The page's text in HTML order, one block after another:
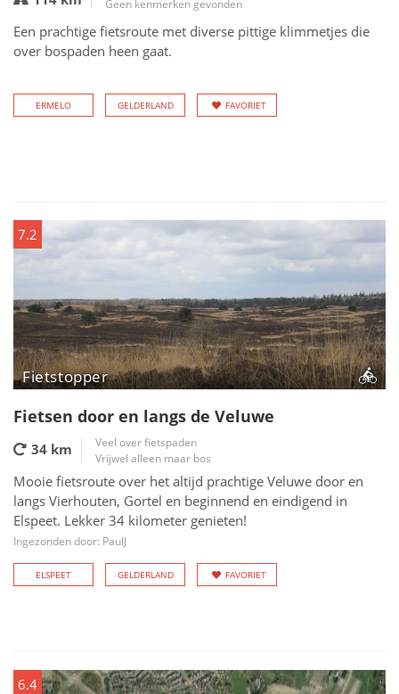
Geen kenmerken gevonden
Een prachtige fietsroute met diverse pittige klimmetjes die
over bospaden heen gaat.
ERMELO GELDERLAND FAVORIET
7.2
Fietstopper
Fietsen door en langs de Veluwe
34 km
Veel over fietspaden
Vrijwel alleen maar bos
Mooie fietsroute over het altijd prachtige Veluwe door en
langs Vierhouten, Gortel en beginnend en eindigend in
Elspeet. Lekker 34 kilometer genieten!
Ingezonden door: PaulJ
ELSPEET GELDERLAND FAVORIET
6.4